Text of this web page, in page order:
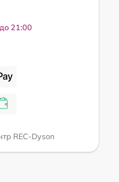
21:00
REC-Dyson